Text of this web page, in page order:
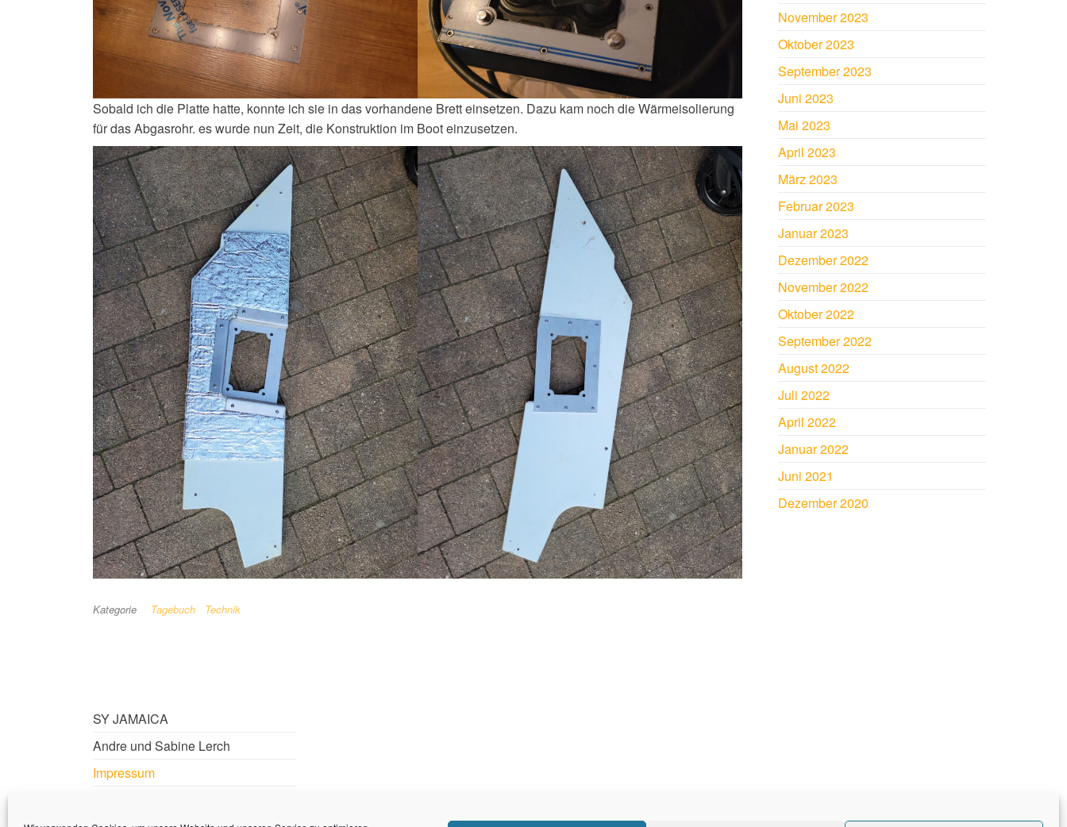
Sobald ich die Platte hatte, konnte ich sie in das vorhandene Brett einsetzen. Dazu kam noch die Wärmeisolierung
für das Abgasrohr. es wurde nun Zeit, die Konstruktion im Boot einzusetzen.
Kategorie Tagebuch Technik
November 2023
Oktober 2023
September 2023
Juni 2023
Mai 2023
April 2023
März 2023
Februar 2023
Januar 2023
Dezember 2022
November 2022
Oktober 2022
September 2022
August 2022
Juli 2022
April 2022
Januar 2022
Juni 2021
Dezember 2020
SY JAMAICA
Andre und Sabine Lerch
Impressum